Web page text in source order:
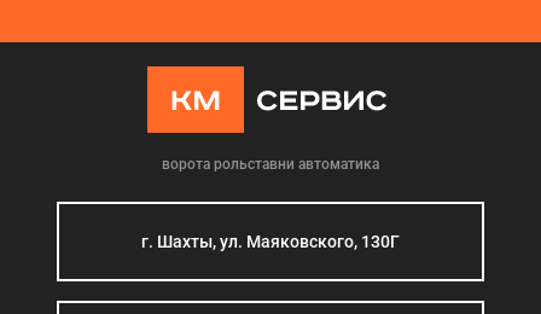
ворота рольставни автоматика
г. Шахты, ул. Маяковского, 130Г